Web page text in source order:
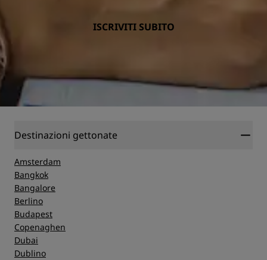
ISCRIVITI SUBITO
Destinazioni gettonate
Amsterdam
Bangkok
Bangalore
Berlino
Budapest
Copenaghen
Dubai
Dublino